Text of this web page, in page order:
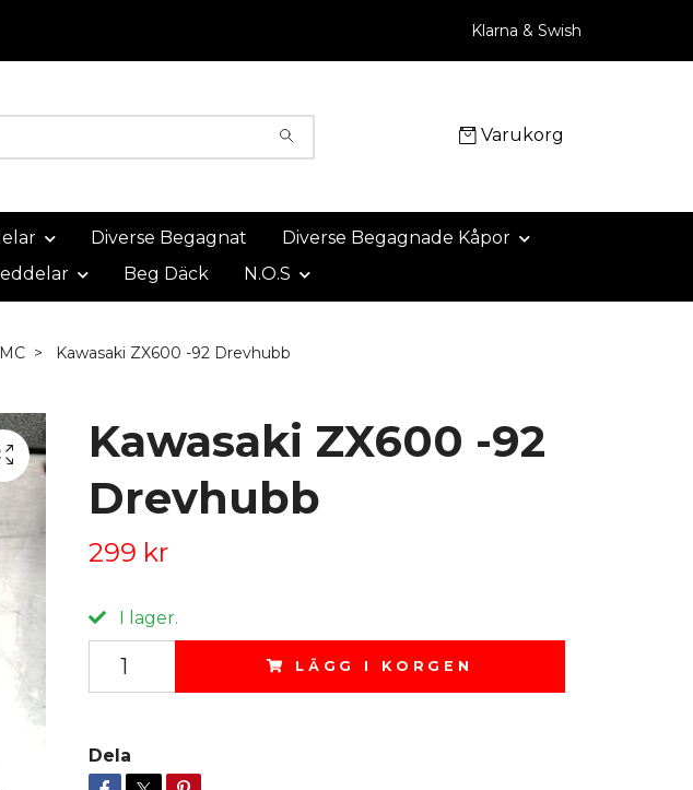
Klarna & Swish
Varukorg
Diverse Begagnat
Diverse Begagnade Kåpor
Beg Däck N.O.S
Kawasaki ZX600 -92 Drevhubb
Kawasaki ZX600 -92
Drevhubb
299 kr
I lager.
LÄGG I KORGEN
Dela